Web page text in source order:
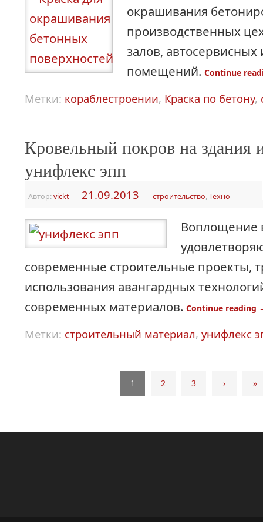
окрашивания
производственных
залов, автосервисных
помещений. Continue
Метки: кораблестроении, Краска по бетону,
Кровельный покров на здания
унифлекс эпп
Автор:vickt | 21.09.2013 | строительство, Техно
Воплощение
современные строительные проекты,
использования авангардных
современных материалов. Continue reading
Метки: строительный материал, унифлекс
1 2 3 › »